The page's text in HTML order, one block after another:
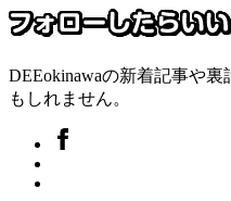
DEEokinawaの新着記事や
もしれません。